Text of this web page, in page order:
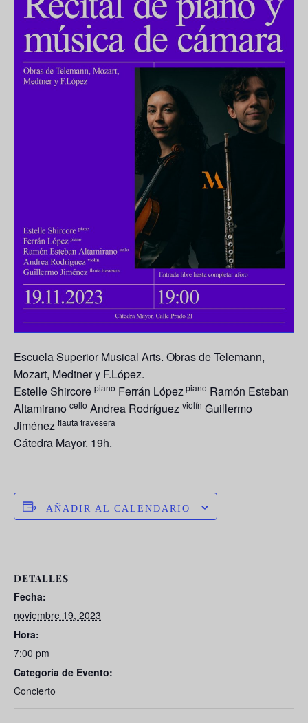
Escuela Superior Musical Arts. Obras de Telemann,
Mozart, Medtner y F.López.
Estelle Shircore piano Ferrán Lópezpiano Ramón Esteban
Altamirano cello Andrea Rodríguez violín Guillermo
Jiménez flauta travesera
Cátedra Mayor. 19h.
AÑADIR AL CALENDARIO
DETALLES
Fecha:
noviembre 19, 2023
Hora:
7:00 pm
Categoría de Evento:
Concierto